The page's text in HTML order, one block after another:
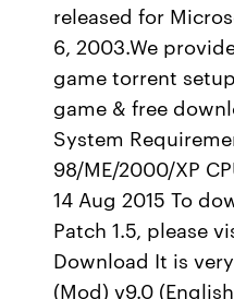
released for
6, 2003.We
game torrent
game & free
System
98/ME/2000/XP
14 Aug 2015 To
Patch 1.5, please
Download It is
(Mod) v9.0